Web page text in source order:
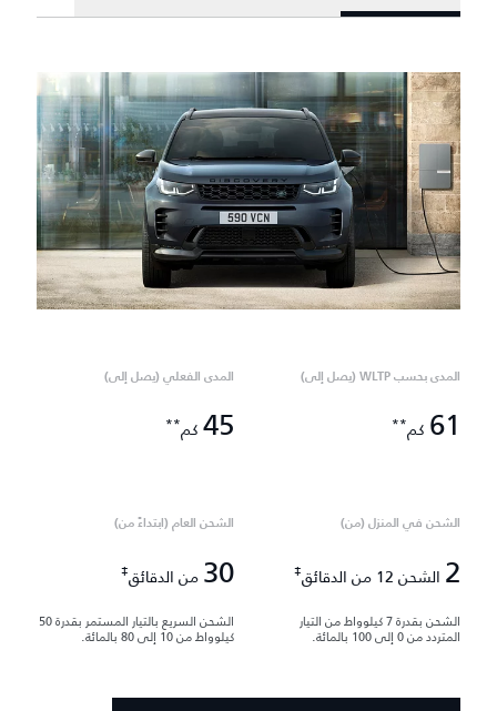
المدى بحسب WLTP (يصل إلى)
61 كم**
المدى الفعلي (يصل إلى)
45 كم**
الشحن في المنزل (من)
2 الشحن 12 من الدقائق ‡
الشحن بقدرة 7 كيلوواط من التيار
المتردد من 0 إلى 100 بالمائة.
الشحن العام (ابتداءً من)
30 من الدقائق‡
الشحن السريع بالتيار المستمر بقدرة 50
كيلوواط من 10 إلى 80 بالمائة.